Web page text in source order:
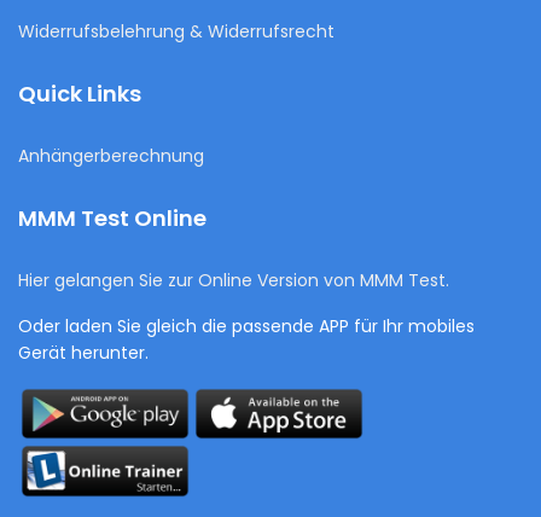
Widerrufsbelehrung & Widerrufsrecht
Quick Links
Anhängerberechnung
MMM Test Online
Hier gelangen Sie zur Online Version von MMM Test.
Oder laden Sie gleich die passende APP für Ihr mobiles
Gerät herunter.